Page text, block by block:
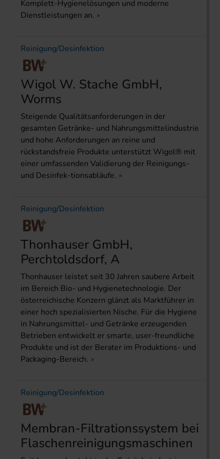
Komplett-Hygienelösungen und moderne
Dienstleistungen an.
Reinigung/Desinfektion
Wigol W. Stache GmbH,
Worms
Steigende Qualitätsanforderungen in der
gesamten Getränke- und Nahrungsmittelindustrie
und hohe Anforderungen an reine und
rückstandsfreie Produkte unterstützt Wigol® mit
einer umfassenden Validierung der Reinigungs-
und Desinfek-tionsabläufe.
Reinigung/Desinfektion
Thonhauser GmbH,
Perchtoldsdorf, A
Thonhauser leistet seit 30 Jahren saubere Arbeit
im Bereich Bio- und Hygienetechnologie. Der
österreichische Konzern glänzt als Marktführer in
einer hoch spezialisierten Nische. Für die Hygiene
in Nahrungsmittel- und Getränke erzeugenden
Betrieben entwickelt er smarte, user-freundliche
Produkte und ist der Berater im Produktions- und
Packaging-Bereich.
Reinigung/Desinfektion
Membran-Filtrationssystem bei
Flaschenreinigungsmaschinen